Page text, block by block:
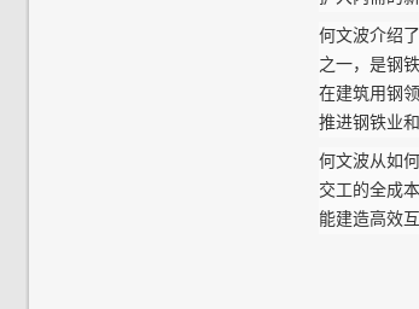
何文波介绍
之一，是钢
在建筑用钢
推进钢铁业
何文波从如
交工的全成
能建造高效